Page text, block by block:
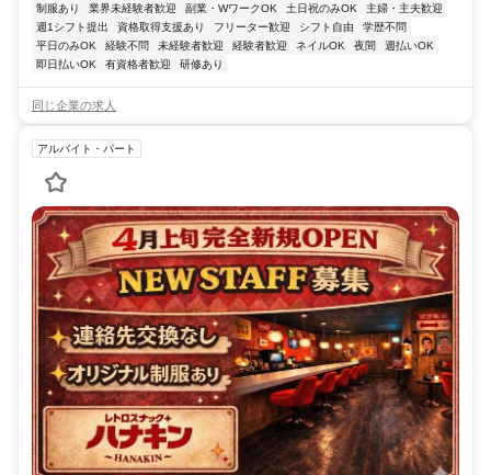
制服あり 業界未経験者歓迎 副業・WワークOK 土日祝のみOK
主婦・主夫歓迎
週1シフト提出
資格取得支援あり フリーター歓迎 シフト自由
学歴不問
平日のみOK
経験不問 未経験者歓迎 経験者歓迎 ネイルOK 夜間
週払いOK
即日払いOK
有資格者歓迎 研修あり
同じ企業の求人
アルバイト・パート